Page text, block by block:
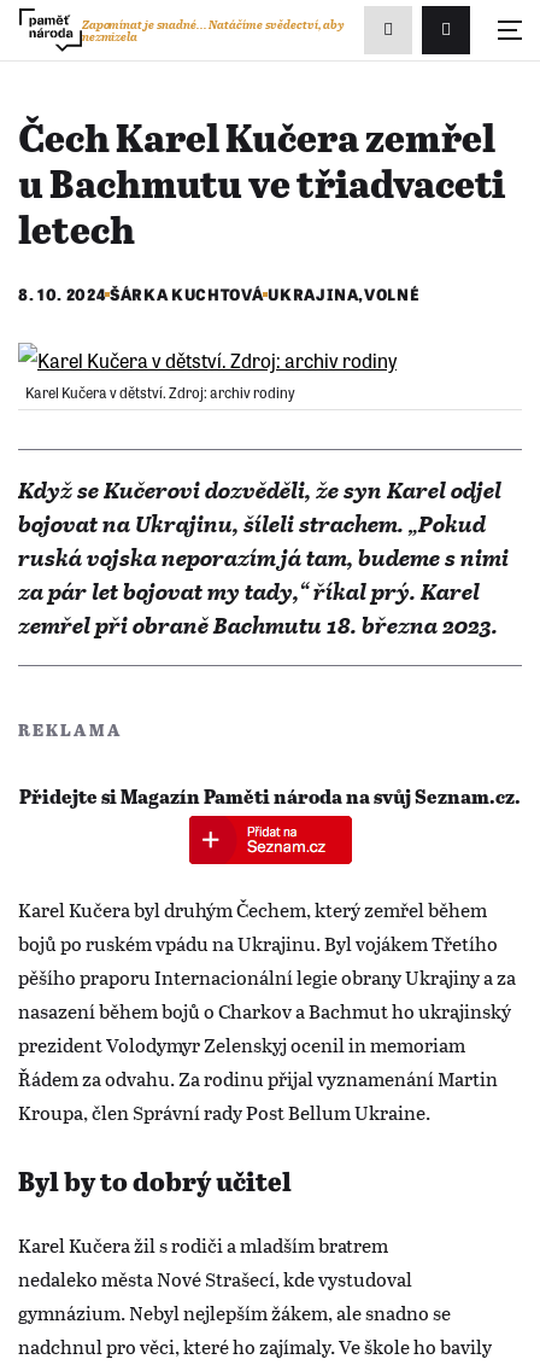
Přihlášení/
Zapomínat je snadné...Natáčíme svědectví, aby
nezmizela
Zobrazit
vyhledávání
Čech Karel Kučera zemřel
u Bachmutu ve třiadvaceti
letech
8. 10. 2024 ŠÁRKA KUCHTOVÁ UKRAJINA,VOLNÉ
Karel Kučera v dětství. Zdroj: archiv rodiny
Když se Kučerovi dozvěděli, že syn Karel odjel
bojovat na Ukrajinu, šíleli strachem. „Pokud
ruská vojska neporazím já tam, budeme s nimi
za pár let bojovat my tady,“ říkal prý. Karel
zemřel při obraně Bachmutu 18. března 2023.
REKLAMA
Přidejte si Magazín Paměti národa na svůj Seznam.cz.
Karel Kučera byl druhým Čechem, který zemřel během
bojů po ruském vpádu na Ukrajinu. Byl vojákem Třetího
pěšího praporu Internacionální legie obrany Ukrajiny a za
nasazení během bojů o Charkov a Bachmut ho ukrajinský
prezident Volodymyr Zelenskyj ocenil in memoriam
Řádem za odvahu. Za rodinu přijal vyznamenání Martin
Kroupa, člen Správní rady Post Bellum Ukraine.
Byl by to dobrý učitel
Karel Kučera žil s rodiči a mladším bratrem
nedaleko města Nové Strašecí, kde vystudoval
gymnázium. Nebyl nejlepším žákem, ale snadno se
nadchnul pro věci, které ho zajímaly. Ve škole ho bavily